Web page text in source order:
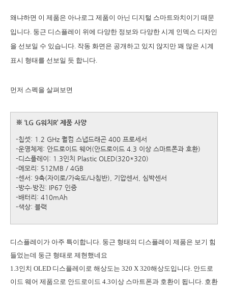
왜냐하면 이 제품은 아나로그 제품이 아닌 디지털 스마트와치이기 때문
입니다. 둥근 디스플레이 위에 다양한 정보와 다양한 시계 인덱스 디자인
을 선보일 수 있습니다. 작동 화면은 공개하고 있지 않지만 꽤 많은 시계
표시 형태를 선보일 듯 합니다.
먼저 스펙을 살펴보면
※ ‘LG G워치R’ 제품 사양
-칩셋: 1.2 GHz 퀄컴 스냅드래곤 400 프로세서
-운영체제: 안드로이드 웨어(안드로이드 4.3 이상 스마트폰과 호환)
-디스플레이: 1.3인치 Plastic OLED(320*320)
-메모리: 512MB / 4GB
-센서: 9축(자이로/가속도/나침반), 기압센서, 심박센서
-방수∙방진: IP67 인증
-배터리: 410mAh
-색상: 블랙
디스플레이가 아주 특이합니다. 둥근 형태의 디스플레이 제품은 보기 힘
들었는데 둥근 형태로 제현했네요
1.3인치 OLED 디스플레이로 해상도는 320 X 320해상도입니다. 안드로
이드 웨어 제품으로 안드로이드 4.3이상 스마트폰과 호환이 됩니다. 호환